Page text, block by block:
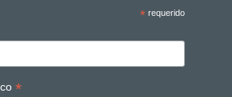
* requerido
*